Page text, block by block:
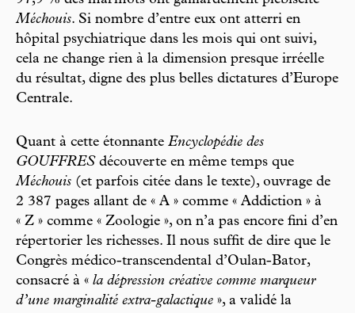
Méchouis. Si nombre d’entre eux ont atterri en
hôpital psychiatrique dans les mois qui ont suivi,
cela ne change rien à la dimension presque irréelle
du résultat, digne des plus belles dictatures d’Europe
Centrale.
Quant à cette étonnante Encyclopédie des
GOUFFRESdécouverte en même temps que
Méchouis (et parfois citée dans le texte), ouvrage de
2 387 pages allant de « A » comme « Addiction » à
« Z » comme « Zoologie », on n’a pas encore fini d’en
répertorier les richesses. Il nous suffit de dire que le
Congrès médico-transcendental d’Oulan-Bator,
consacré à « la dépression créative comme marqueur
d’une marginalité extra-galactique », a validé la